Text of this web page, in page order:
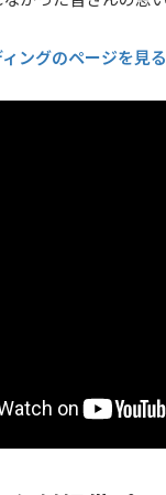
ングのページを見る